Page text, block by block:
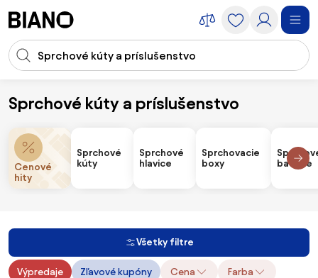
Vstup pre vyhľadávanie
Sprchové kúty a príslušenstvo
Rekonštrukcia Rekonštrukcia kúpeľne Sprchové kúty a
Cenové
hity
Sprchové
kúty
Sprchové
hlavice
Sprchovacie
boxy
batérie
Všetky filtre
Výpredaje Zľavové kupóny Cena Farba